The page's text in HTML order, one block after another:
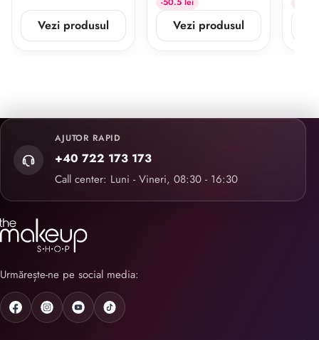
Vezi produsul Vezi produsul
AJUTOR RAPID
+40 722 173 173
Call center: Luni - Vineri, 08:30 - 16:30
Urmărește-ne pe social media: